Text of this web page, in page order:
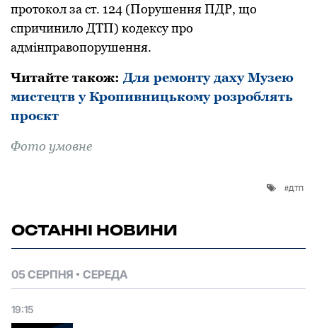
протокол за ст. 124 (Порушення ПДР, що
спричинило ДТП) кодексу про
адмінправопорушення.
Читайте такoж: Для ремонту даху Музею
мистецтв у Кропивницькому розроблять
проєкт
Фoтo умовне
дтп
ОСТАННІ НОВИНИ
05 СЕРПНЯ СЕРЕДА
19:15